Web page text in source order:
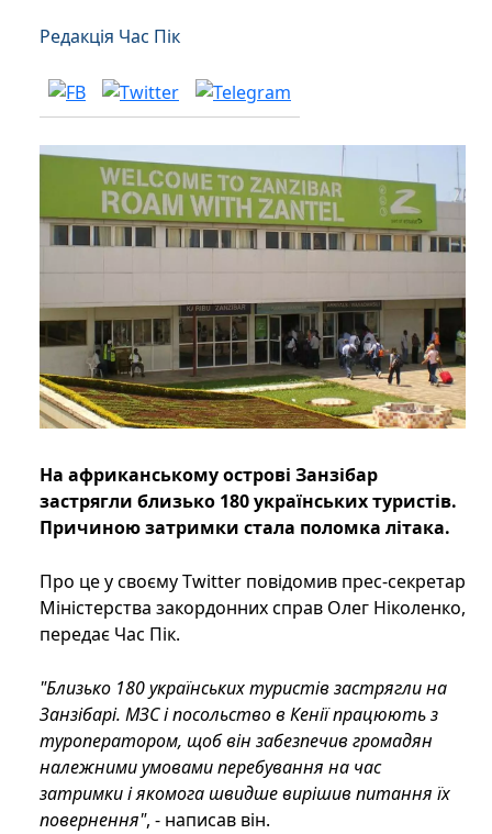
Редакція Час Пік
На африканському острові Занзібар
застрягли близько 180 українських туристів.
Причиною затримки стала поломка літака.
Про це у своєму Twitter повідомив прес-секретар
Міністерства закордонних справ Олег Ніколенко,
передає Час Пік.
"Близько 180 українських туристів застрягли на
Занзібарі. МЗС і посольство в Кенії працюють з
туроператором, щоб він забезпечив громадян
належними умовами перебування на час
затримки і якомога швидше вирішив питання їх
повернення", - написав він.